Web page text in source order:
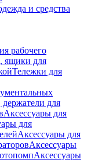
и средства
рабочего
ящики для
Тележки для
для
Аксессуары для
для
Аксессуары для
Аксессуары
Аксессуары